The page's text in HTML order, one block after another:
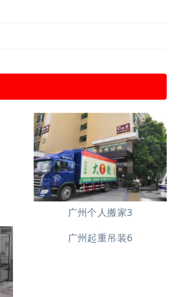
广州个人搬家3
广州起重吊装6